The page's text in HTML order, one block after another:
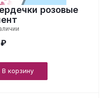
розовые
В корзину